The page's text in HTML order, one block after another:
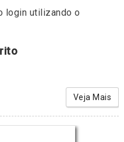
login utilizando o
Veja Mais